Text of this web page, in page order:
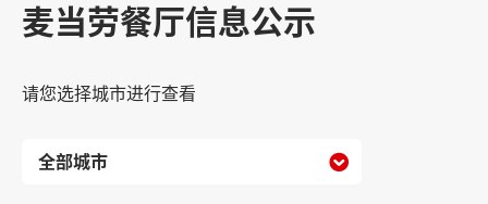
麦当劳餐厅信息公示
请您选择城市进行查看
